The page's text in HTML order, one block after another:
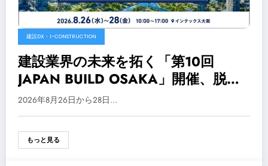
建設DX・I-CONSTRUCTION
建設業界の未来を拓く「第10回
JAPAN BUILD OSAKA」開催、脱炭
素・建設DXの最新技術が集結
2026年8月26日から28日…
もっと見る